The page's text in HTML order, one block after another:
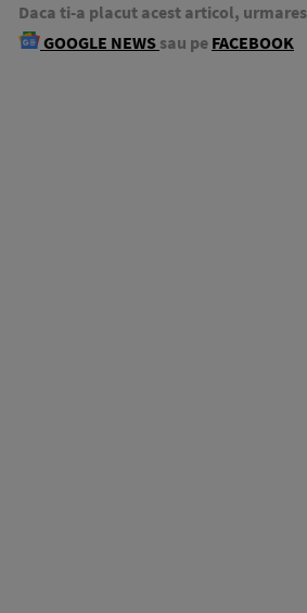
Daca ti-a placut acest articol,
GOOGLE NEWS sau pe FACEBOOK